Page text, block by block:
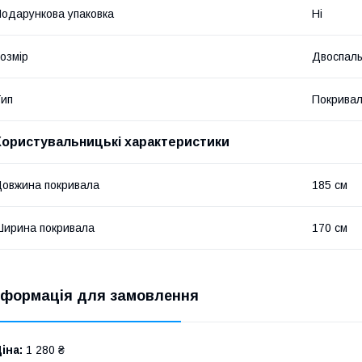
упаковка Ні
характеристики
покривала 185 см
покривала 170 см
для замовлення
1 280 ₴